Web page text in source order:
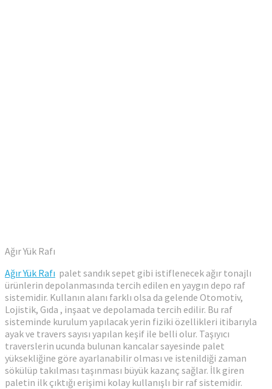
Ağır Yük Rafı
Ağır Yük Rafı palet sandık sepet gibi istiflenecek ağır tonajlı
ürünlerin depolanmasında tercih edilen en yaygın depo raf
sistemidir. Kullanın alanı farklı olsa da gelende Otomotiv,
Lojistik, Gıda , inşaat ve depolamada tercih edilir. Bu raf
sisteminde kurulum yapılacak yerin fiziki özellikleri itibarıyla
ayak ve travers sayısı yapılan keşif ile belli olur. Taşıyıcı
traverslerin ucunda bulunan kancalar sayesinde palet
yüksekliğine göre ayarlanabilir olması ve istenildiği zaman
sökülüp takılması taşınması büyük kazanç sağlar. İlk giren
paletin ilk çıktığı erişimi kolay kullanışlı bir raf sistemidir.